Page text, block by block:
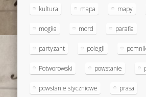
kultura mapa mapy
mogiła mord parafia
partyzant polegli
Potworowski powstanie
powstanie styczniowe prasa